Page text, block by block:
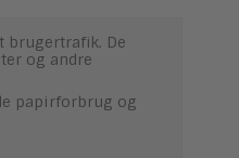
De
og andre
papirforbrug og